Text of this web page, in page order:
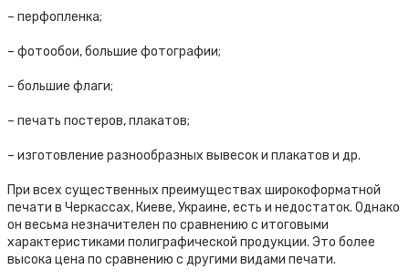
– перфопленка;
– фотообои, большие фотографии;
– большие флаги;
– печать постеров, плакатов;
– изготовление разнообразных вывесок и плакатов и др.
При всех существенных преимуществах широкоформатной
печати в Черкассах, Киеве, Украине, есть и недостаток. Однако
он весьма незначителен по сравнению с итоговыми
характеристиками полиграфической продукции. Это более
высока цена по сравнению с другими видами печати.